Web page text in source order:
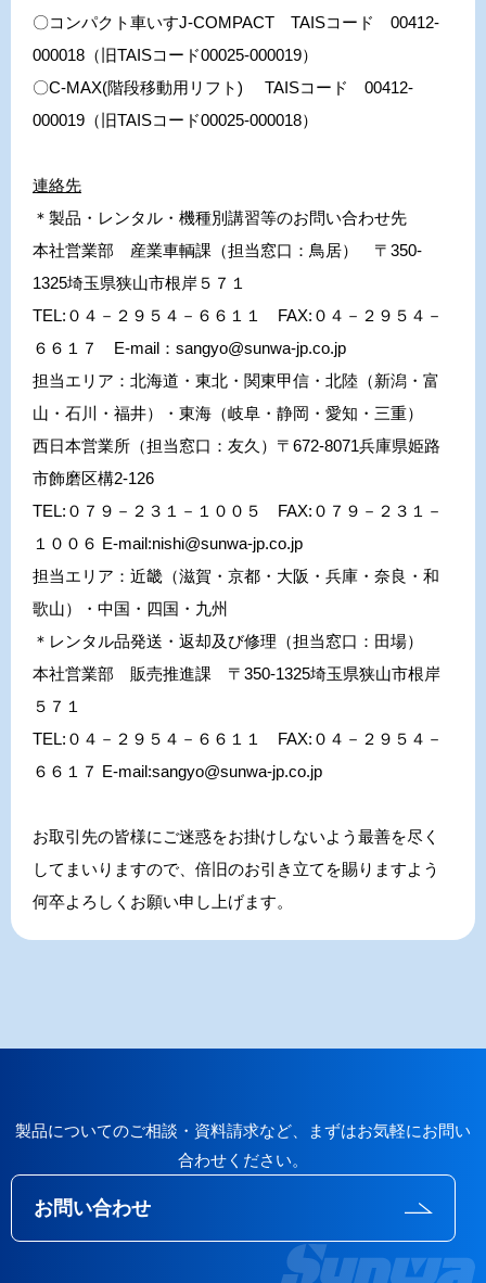
〇コンパクト車いすJ-COMPACT TAISコード 00412-
000018（旧TAISコード00025-000019）
〇C-MAX(階段移動用リフト) TAISコード 00412-
000019（旧TAISコード00025-000018）
連絡先
＊製品・レンタル・機種別講習等のお問い合わせ先
本社営業部 産業車輌課（担当窓口：鳥居）
〒350-
1325埼玉県狭山市根岸５７１
TEL:０４－２９５４－６６１１ FAX:０４－２９５４－
６６１７ E-mail：sangyo@sunwa-jp.co.jp
担当エリア：北海道・東北・関東甲信・北陸（新潟・富
山・石川・福井）・東海（岐阜・静岡・愛知・三重）
西日本営業所（担当窓口：友久） 〒672-8071兵庫県姫路
市飾磨区構2-126
TEL:０７９－２３１－１００５ FAX:０７９－２３１－
１００６ E-mail:nishi@sunwa-jp.co.jp
担当エリア：近畿（滋賀・京都・大阪・兵庫・奈良・和
歌山）・中国・四国・九州
＊レンタル品発送・返却及び修理（担当窓口：田場）
本社営業部 販売推進課 〒350-1325埼玉県狭山市根岸
５７１
TEL:０４－２９５４－６６１１ FAX:０４－２９５４－
６６１７ E-mail:sangyo@sunwa-jp.co.jp
お取引先の皆様にご迷惑をお掛けしないよう最善を尽く
してまいりますので、倍旧のお引き立てを賜りますよう
何卒よろしくお願い申し上げます。
製品についてのご相談・資料請求など、まずはお気軽にお問い
合わせください。
お問い合わせ